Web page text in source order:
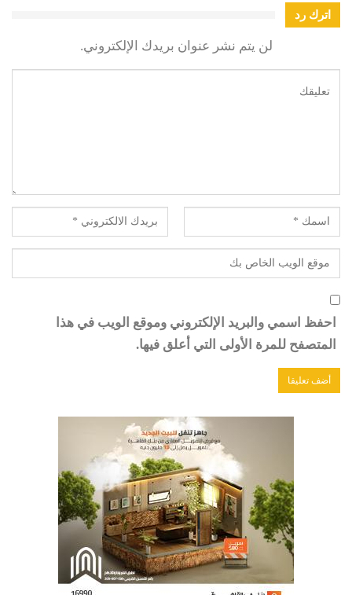
اترك رد
لن يتم نشر عنوان بريدك الإلكتروني.
احفظ اسمي والبريد الإلكتروني وموقع الويب في هذا
المتصفح للمرة الأولى التي أعلق فيها.